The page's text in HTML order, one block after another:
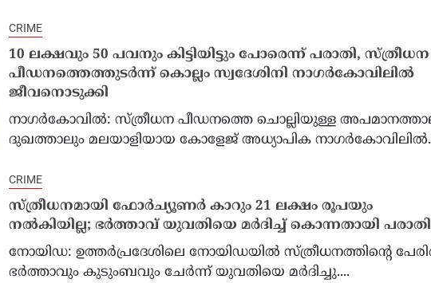
CRIME
10 ലക്ഷവും 50 പവനും കിട്ടിയിട്ടും പോരെന്ന് പരാതി, സ്ത്രീധന
പീഡനത്തെത്തുടര്‍ന്ന് കൊല്ലം സ്വദേശിനി നാഗര്‍കോവിലില്‍
ജീവനൊടുക്കി
നാഗര്‍കോവില്‍: സ്ത്രീധന പീഡനത്തെ ചൊല്ലിയുള്ള
ദുഖത്താലും മലയാളിയായ കോളേജ് അധ്യാപിക
CRIME
സ്ത്രീധനമായി ഫോര്‍ച്യൂണര്‍ കാറും 21 ലക്ഷം രൂപയും
നല്‍കിയില്ല; ഭർത്താവ് യുവതിയെ മര്‍ദിച്ച് കൊന്നതായി പരാതി
നോയിഡ: ഉത്തർപ്രദേശിലെ നോയിഡയിൽ സ്ത്രീധനത്തിന്റെ
ഭർത്താവും കുടുംബവും ചേർന്ന് യുവതിയെ മർദിച്ചു....
സമാധാന ചർച്ചകൾക്കിടെ
ഹോർമുസിൽ വീണ്ടും സ്ഫോടനം;
ഒമാൻ തീരത്ത് വാണിജ്യ ടാങ്കറിന്
സമീപം ഇരട്ട സ്ഫോടനമെന്ന് ബ്രിട്ടീഷ്
നാവികസേന, എണ്ണച്ചോർച്ചയില്ലെന്ന്
പ്രാഥമിക വിവരം
യുഎസിന് ശുഭപ്രതീക്ഷ,
കുറയും: ജെ.ഡി വാൻസ്